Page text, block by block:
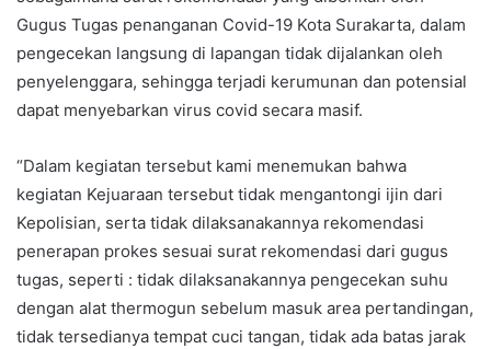
Gugus Tugas penanganan Covid-19 Kota Surakarta, dalam
pengecekan langsung di lapangan tidak dijalankan oleh
penyelenggara, sehingga terjadi kerumunan dan potensial
dapat menyebarkan virus covid secara masif.
“Dalam kegiatan tersebut kami menemukan bahwa
kegiatan Kejuaraan tersebut tidak mengantongi ijin dari
Kepolisian, serta tidak dilaksanakannya rekomendasi
penerapan prokes sesuai surat rekomendasi dari gugus
tugas, seperti : tidak dilaksanakannya pengecekan suhu
dengan alat thermogun sebelum masuk area pertandingan,
tidak tersedianya tempat cuci tangan, tidak ada batas jarak